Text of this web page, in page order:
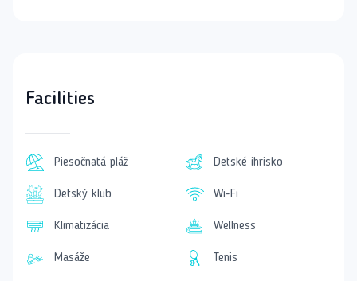
bazén s tobogánmi, vírivkou a terasa s lehátkami a
Každá izba je vybavená kúpeľňou/WC (sušič vlasov),
klimatizáciou, telefónom, TV/sat, chladničkou,
balkónom alebo terasou.
Ostatné typy izieb
Hotel Trakia Plaza ponúka aj dvojlôžkové izby Comfort,
ktoré majú moderné vybavenie.
Facilities
Piesočnatá pláž Detské ihrisko
Detský klub Wi-Fi
Klimatizácia Wellness
Masáže Tenis